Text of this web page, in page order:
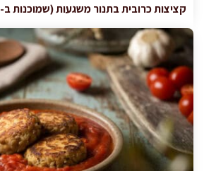
קציצות כרובית בתנור משגעות (שמוכנות ב-35 דקות)